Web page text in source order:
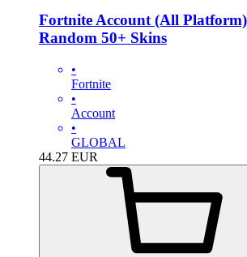
Fortnite Account (All
Random 50+ Skins
•
Fortnite
•
Account
•
GLOBAL
44.27 EUR